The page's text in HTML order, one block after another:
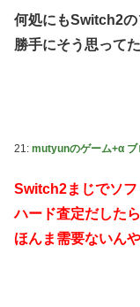
何処にもSwitch2の
勝手にそう思って
21: mutyunのゲーム+α ブ
Switch2まじでソフ
ハード査定だした
ほんま需要ないん